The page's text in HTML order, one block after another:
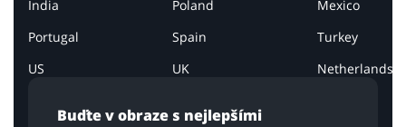
Buďte v obraze s nejlepšími
India Poland
Mexico
Portugal
Spain
Turkey
US
UK Netherlands